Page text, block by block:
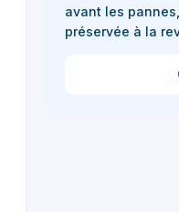
avant les
préservée à la